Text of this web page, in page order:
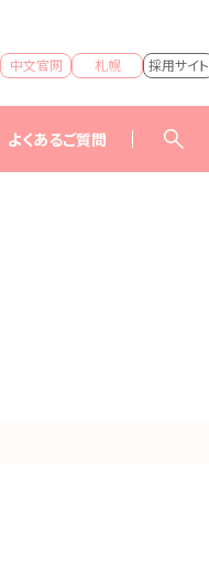
中文官网 札幌 採用サイト
よくあるご質問